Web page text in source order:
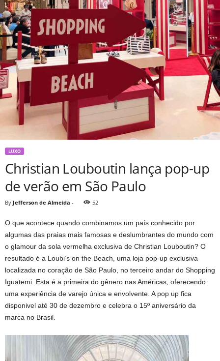
LUXO
Christian Louboutin lança pop-up
de verão em São Paulo
By Jefferson de Almeida - 52
O que acontece quando combinamos um país conhecido por
algumas das praias mais famosas e deslumbrantes do mundo com
o glamour da sola vermelha exclusiva de Christian Louboutin? O
resultado é a Loubi’s on the Beach, uma loja pop-up exclusiva
localizada no coração de São Paulo, no terceiro andar do Shopping
Iguatemi. Esta é a primeira do gênero nas Américas, oferecendo
uma experiência de varejo única e envolvente. A pop up fica
disponivel até 30 de dezembro e celebra o 15º aniversário da
marca no Brasil.